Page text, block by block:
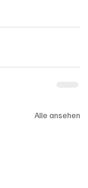
Alle ansehen